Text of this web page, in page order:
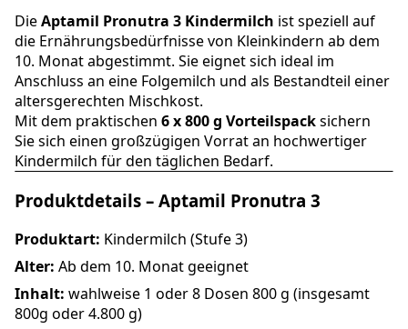
DieAptamil Pronutra 3 Kindermilch ist speziell auf
die Ernährungsbedürfnisse von Kleinkindern ab dem
10. Monat abgestimmt. Sie eignet sich ideal im
Anschluss an eine Folgemilch und als Bestandteil einer
altersgerechten Mischkost.
Mit dem praktischen 6 x 800 g Vorteilspacksichern
Sie sich einen großzügigen Vorrat an hochwertiger
Kindermilch für den täglichen Bedarf.
Produktdetails – Aptamil Pronutra 3
Produktart: Kindermilch (Stufe 3)
Alter: Ab dem 10. Monat geeignet
Inhalt: wahlweise 1 oder 8 Dosen 800 g (insgesamt
800g oder 4.800 g)